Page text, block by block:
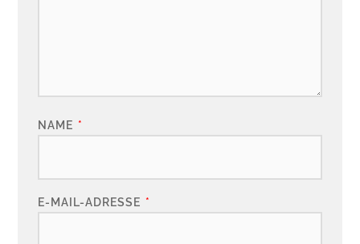
NAME *
E-MAIL-ADRESSE *